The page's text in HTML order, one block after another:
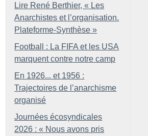
Lire René Berthier, « Les
Anarchistes et l’organisation.
Plateforme-Synthèse »
Football : La FIFA et les USA
marquent contre notre camp
En 1926... et 1956 :
Trajectoires de l’anarchisme
organisé
Journées écosyndicales
2026 : « Nous avons pris